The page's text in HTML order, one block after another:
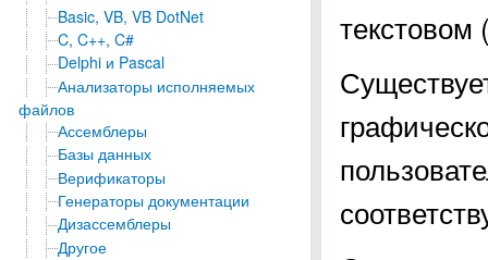
Basic, VB, VB DotNet
C, C++, C#
Delphi и Pascal
Анализаторы исполняемых
файлов
Ассемблеры
Базы данных
Верификаторы
Генераторы документации
Дизассемблеры
Другое